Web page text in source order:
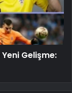
Gelişme: